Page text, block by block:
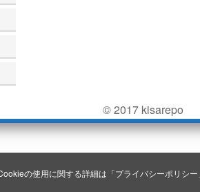
の使用に関する詳細は「プライバシーポリシー
© 2017 kisarepo